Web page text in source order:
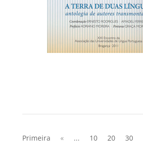
Primeira
« ... 10 20 30